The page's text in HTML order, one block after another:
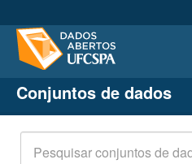
Conjuntos de dados
Organizações
Grupos
Conjuntos de dados